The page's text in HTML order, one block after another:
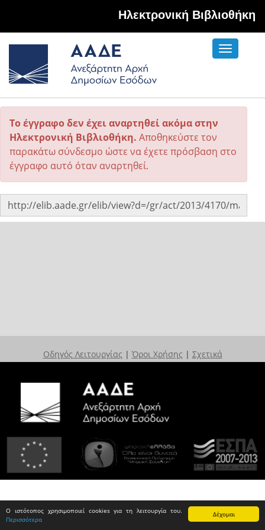
Δέχομαι
Ο ιστότοπος χρησιμοποιεί cookies για τη λειτουργία του.
Περισσότερα
Hλεκτρονική Βιβλιοθήκη
Toggle
Το έγγραφο δεν έχει αναρτηθεί ακόμα στην
Ηλεκτρονική Βιβλιοθήκη. Αποθηκεύστε τον
παρακάτω σύνδεσμο ώστε να έχετε πρόσβαση στο
έγγραφο αυτό όταν αναρτηθεί.
Οδηγός Λειτουργίας | Όροι Χρήσης | Σχετικά